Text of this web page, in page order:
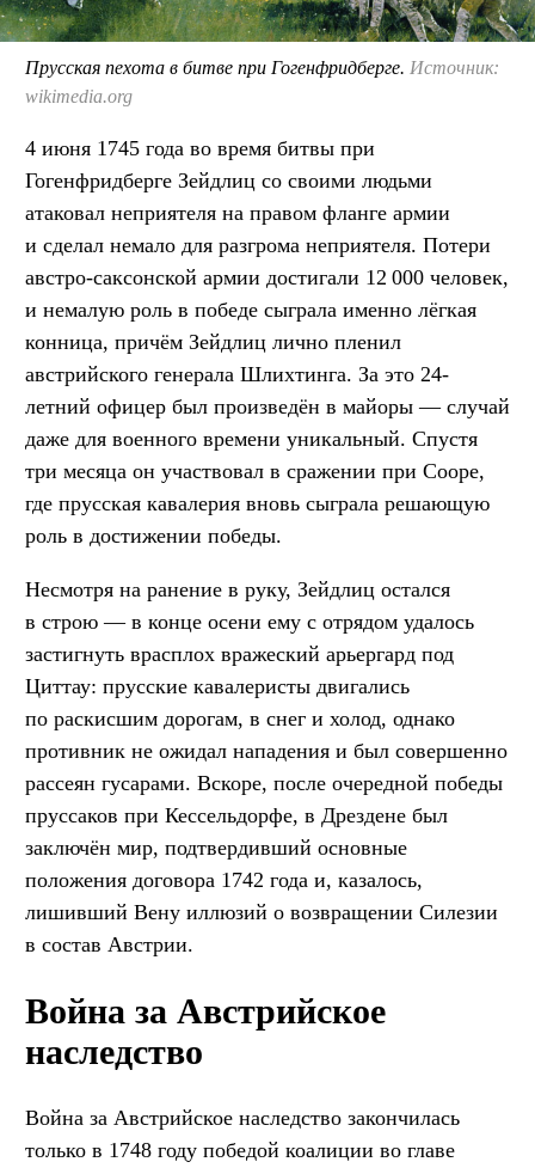
Прусская пехота в битве при Гогенфридберге. Источник:
wikimedia.org
4 июня 1745 года во время битвы при
Гогенфридберге Зейдлиц со своими людьми
атаковал неприятеля на правом фланге армии
и сделал немало для разгрома неприятеля. Потери
австро-саксонской армии достигали 12 000 человек,
и немалую роль в победе сыграла именно лёгкая
конница, причём Зейдлиц лично пленил
австрийского генерала Шлихтинга. За это 24-
летний офицер был произведён в майоры — случай
даже для военного времени уникальный. Спустя
три месяца он участвовал в сражении при Сооре,
где прусская кавалерия вновь сыграла решающую
роль в достижении победы.
Несмотря на ранение в руку, Зейдлиц остался
в строю — в конце осени ему с отрядом удалось
застигнуть врасплох вражеский арьергард под
Циттау: прусские кавалеристы двигались
по раскисшим дорогам, в снег и холод, однако
противник не ожидал нападения и был совершенно
рассеян гусарами. Вскоре, после очередной победы
пруссаков при Кессельдорфе, в Дрездене был
заключён мир, подтвердивший основные
положения договора 1742 года и, казалось,
лишивший Вену иллюзий о возвращении Силезии
в состав Австрии.
Война за Австрийское
наследство
Война за Австрийское наследство закончилась
только в 1748 году победой коалиции во главе